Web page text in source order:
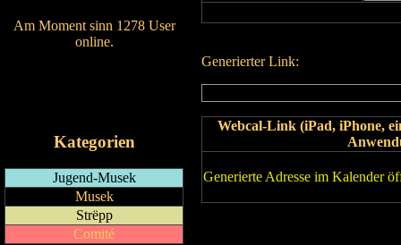
Am Moment sinn 1278 User
online.
Kategorien
Jugend-Musek
Musek
Strëpp
Comité
Generierter Link:
Webcal-Link (iPad, iPhone,
Generierte Adresse im Kalender